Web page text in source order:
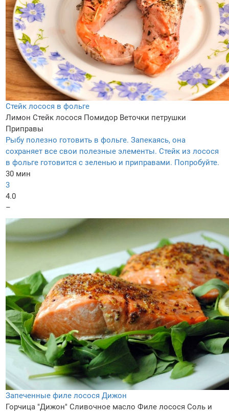
Стейк лосося в фольге
Лимон Стейк лосося Помидор Веточки петрушки
Приправы
Рыбу полезно готовить в фольге. Запекаясь, она
сохраняет все свои полезные элементы. Стейк из лосося
в фольге готовится с зеленью и приправами. Попробуйте.
30 мин
3
4.0
–
Запеченные филе лосося Дижон
Горчица "Дижон" Сливочное масло Филе лосося Соль и